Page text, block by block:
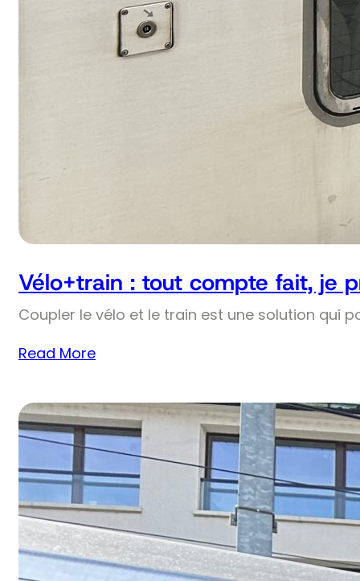
Vélo+train : tout compte fait, je
Coupler le vélo et le train est une solution qui
Read More